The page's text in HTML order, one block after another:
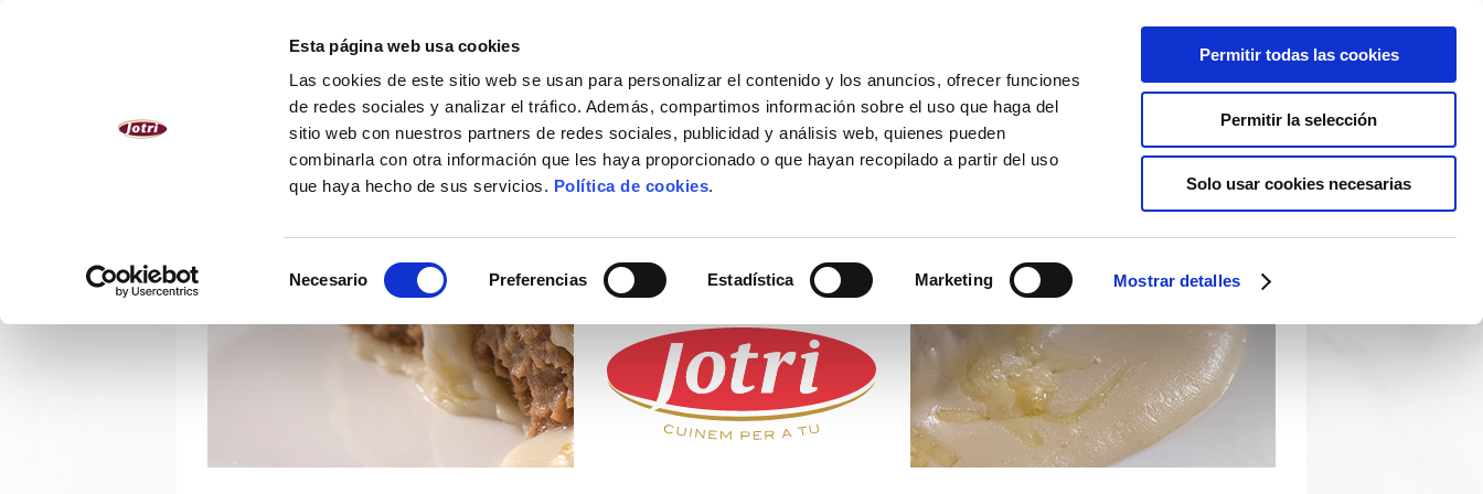
Esta página web usa cookies
Las cookies de este sitio web se usan para personalizar el contenido y los anuncios, ofrecer funciones
de redes sociales y analizar el tráfico. Además, compartimos información sobre el uso que haga del
sitio web con nuestros partners de redes sociales, publicidad y análisis web, quienes pueden
combinarla con otra información que les haya proporcionado o que hayan recopilado a partir del uso
que haya hecho de sus servicios. Política de cookies.
Necesario Preferencias Estadística Marketing Mostrar detalles
Permitir todas las cookies
Permitir la selección
Solo usar cookies necesarias
NOSOTROS PRODUCTOS ACTUALIDAD DÓNDE COMPRAR CONTACTO
PRODUCTOS